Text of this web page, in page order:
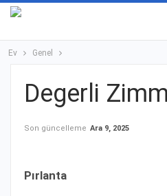
Ev Genel
Degerli
Son güncelleme Ara 9, 2025
Pırlanta